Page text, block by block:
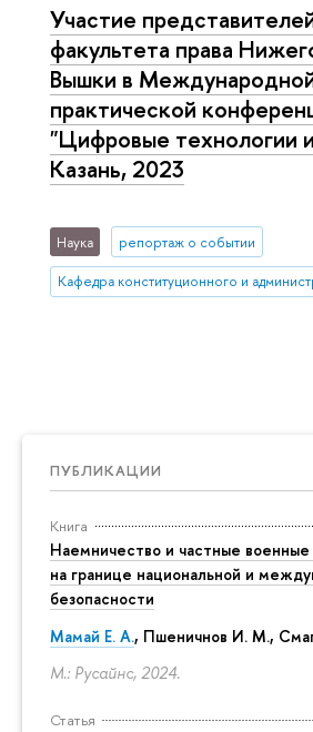
ПУБЛИКАЦИИ
Книга
Наемничество и частные
на границе национальной и
безопасности
Мамай Е. А., Пшеничнов И. М.,
М.: Русайнс, 2024.
Статья
Участие
факультета права
Вышки в
практической
"Цифровые технологии
Казань, 2023
Наука репортаж о событии
Кафедра конституционного и